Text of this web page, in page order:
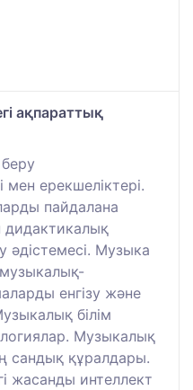
ақпараттық
беру
ерекшеліктері.
пайдалана
әдістемесі. Музыка
музыкалық-
енгізу және
білім
Музыкалық
сандық құралдары.
жасанды интеллект